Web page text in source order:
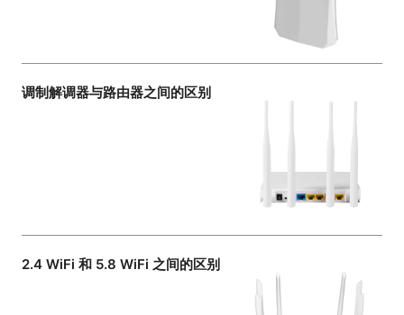
调制解调器与路由器之间的区别
2.4 WiFi 和 5.8 WiFi 之间的区别